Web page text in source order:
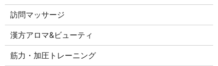
訪問マッサージ
漢方アロマ&ビューティ
筋力・加圧トレーニング